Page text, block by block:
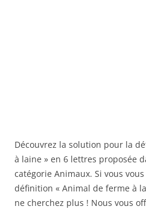
Découvrez la solution pour la
à laine » en 6 lettres proposée
catégorie Animaux. Si vous
définition « Animal de ferme à
ne cherchez plus ! Nous vous